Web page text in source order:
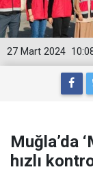
27 Mart 2024
Muğla’da
hızlı